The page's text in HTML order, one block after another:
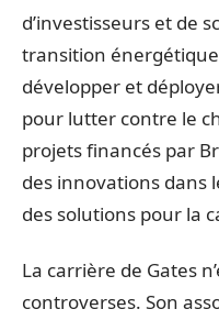
d’investisseurs et de
transition
développer et
pour lutter contre le
projets financés par
des innovations dans
des solutions pour la
La carrière de Gates
controverses. Son